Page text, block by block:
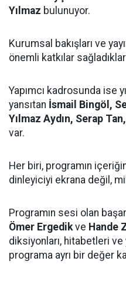
Yılmaz bulunuyor.
Kurumsal bakışları ve
önemli katkılar
Yapımcı kadrosunda ise
yansıtan İsmail Bingöl,
Yılmaz Aydın, Serap
var.
Her biri, programın
dinleyiciyi ekrana değil,
Programın sesi olan
Ömer Ergedikve Hande
diksiyonları, hitabetleri
programa ayrı bir değer